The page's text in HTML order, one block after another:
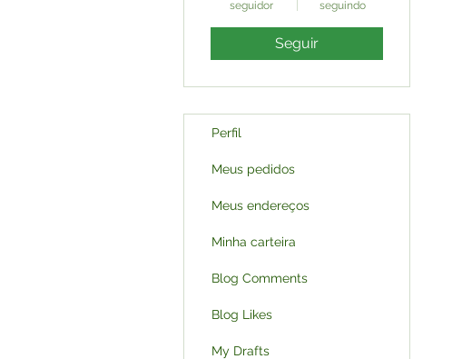
seguidor seguindo
Seguir
Perfil
Meus pedidos
Meus endereços
Minha carteira
Blog Comments
Blog Likes
My Drafts